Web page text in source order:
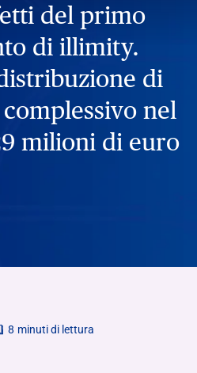
del primo
di illimity.
di
nel
milioni di euro
8 minuti di lettura